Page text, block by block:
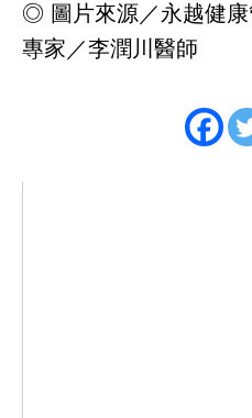
◎ 圖片來源／永越健
專家／李潤川醫師